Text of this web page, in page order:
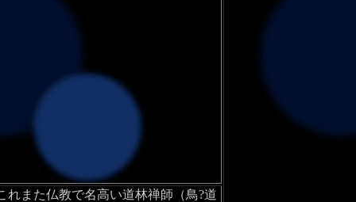
また仏教で名高い道林禅師（鳥?道